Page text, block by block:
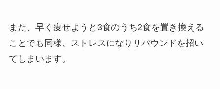
また、早く痩せようと3食のうち2食を置き換える
ことでも同様、ストレスになりリバウンドを招い
てしまいます。